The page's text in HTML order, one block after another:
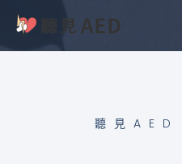
主
聽見AED